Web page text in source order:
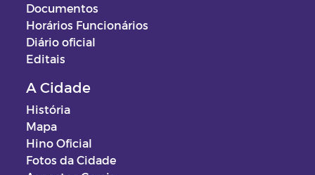
Documentos
Horários Funcionários
Diário oficial
Editais
A Cidade
História
Mapa
Hino Oficial
Fotos da Cidade